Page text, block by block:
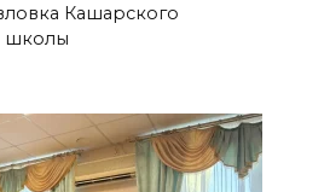
Кашарского
школы